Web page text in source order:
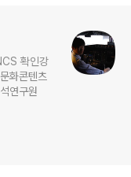
화콘텐츠
연구원